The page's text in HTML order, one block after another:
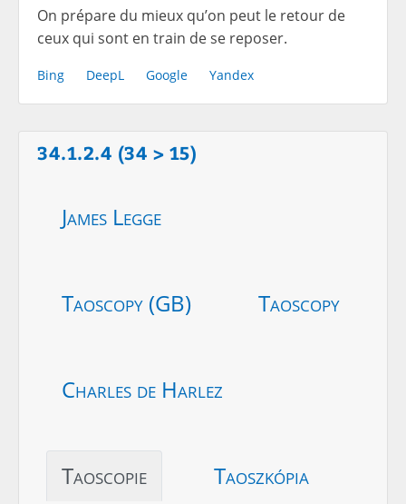
On prépare du mieux qu’on peut le retour de
ceux qui sont en train de se reposer.
Bing DeepL Google Yandex
34.1.2.4 (34 > 15)
James Legge
Taoscopy (GB) Taoscopy
Charles de Harlez
Taoscopie Taoszkópia